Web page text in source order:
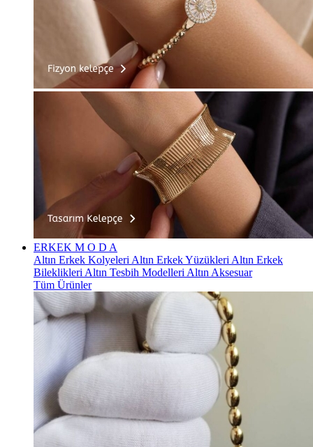
ERKEK M O D A
Altın Erkek Kolyeleri Altın Erkek Yüzükleri Altın Erkek
Bileklikleri Altın Tesbih Modelleri Altın Aksesuar
Tüm Ürünler